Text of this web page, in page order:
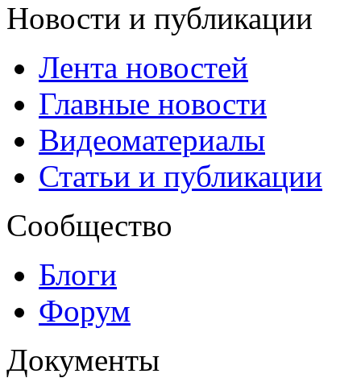
Новости и публикации
Лента новостей
Главные новости
Видеоматериалы
Статьи и публикации
Сообщество
Блоги
Форум
Документы